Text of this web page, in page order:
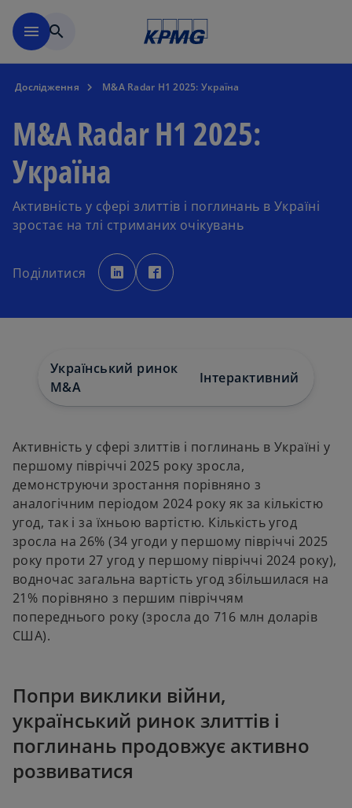
menu search
Дослідження M&A Radar H1 2025: Україна
M&A Radar H1 2025:
Україна
Активність у сфері злиттів і поглинань в Україні
зростає на тлі стриманих очікувань
Поділитися
o
p
e
n
a
b
p
e
a
Український ринок
M&A
Інтерактивний звіт
Активність у сфері злиттів і поглинань в Україні у
першому півріччі 2025 року зросла,
демонструючи зростання порівняно з
аналогічним періодом 2024 року як за кількістю
угод, так і за їхньою вартістю. Кількість угод
зросла на 26% (34 угоди у першому півріччі 2025
року проти 27 угод у першому півріччі 2024 року),
водночас загальна вартість угод збільшилася на
21% порівняно з першим півріччям
попереднього року (зросла до 716 млн доларів
США).
Попри виклики війни,
український ринок злиттів і
поглинань продовжує активно
розвиватися